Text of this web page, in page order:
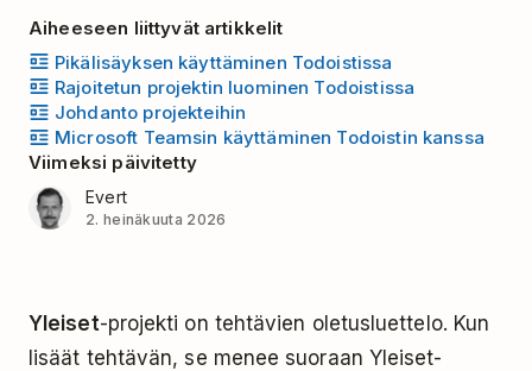
Aiheeseen liittyvät artikkelit
Pikälisäyksen käyttäminen Todoistissa
Rajoitetun projektin luominen Todoistissa
Johdanto projekteihin
Microsoft Teamsin käyttäminen Todoistin kanssa
Viimeksi päivitetty
Evert
2. heinäkuuta 2026
Yleiset-projekti on tehtävien oletusluettelo. Kun
lisäät tehtävän, se menee suoraan Yleiset-